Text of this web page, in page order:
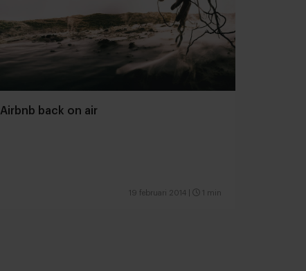
Airbnb back on air
19 februari 2014 1 min